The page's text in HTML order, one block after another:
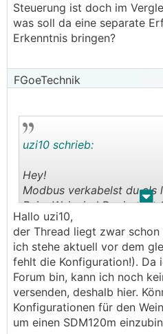
Steuerung ist doch im
was soll da eine separate
Erkenntnis bringen?
FGoeTechnik
. .
uzi10 schrieb:
Hey!
Modbus verkabelst du als
Beim Weinzierl Device ein
widerstand und am ende
auch einer(end oder
up und Pull down
nicht.
Rein und raus musst du
kurzer Stich). 2 Drähte
rein. Am besten verlöten.
Zähler nicht gscheit und
Hallo uzi10,
der Thread liegt zwar
ich stehe aktuell vor dem
fehlt die Konfiguration!). Da
Forum bin, kann ich noch
versenden, deshalb hier.
Konfigurationen für den
um einen SDM120m